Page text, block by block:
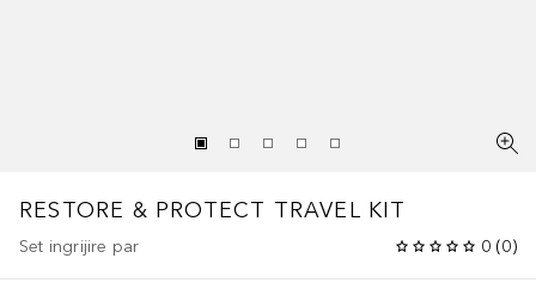
RESTORE & PROTECT TRAVEL KIT
Set ingrijire par 0 (0)